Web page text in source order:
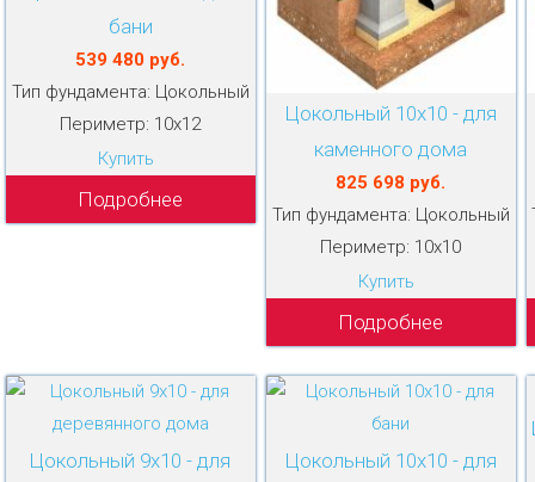
бани
539 480 руб.
Тип фундамента: Цокольный
Периметр: 10х12
Купить
Подробнее
Цокольный 10х10 - для
каменного дома
825 698 руб.
Тип фундамента: Цокольный
Периметр: 10х10
Купить
Подробнее
Цокольный 9х10 - для
Цокольный 10х10 - для